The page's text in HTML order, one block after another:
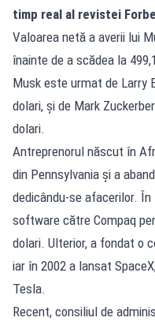
timp real al revistei
Valoarea netă a averii lui
înainte de a scădea la
Musk este urmat de Larry
dolari, și de Mark
dolari.
Antreprenorul născut în
din Pennsylvania și a
dedicându-se afacerilor.
software către Compaq
dolari. Ulterior, a fondat o
iar în 2002 a lansat
Tesla.
Recent, consiliul de